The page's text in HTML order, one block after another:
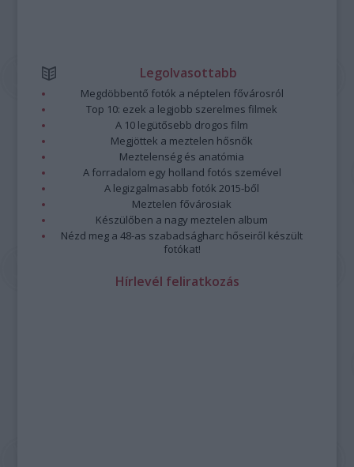
Legolvasottabb
Megdöbbentő fotók a néptelen fővárosról
Top 10: ezek a legjobb szerelmes filmek
A 10 legütősebb drogos film
Megjöttek a meztelen hősnők
Meztelenség és anatómia
A forradalom egy holland fotós szemével
A legizgalmasabb fotók 2015-ből
Meztelen fővárosiak
Készülőben a nagy meztelen album
Nézd meg a 48-as szabadságharc hőseiről készült
fotókat!
Hírlevél feliratkozás